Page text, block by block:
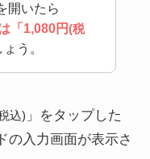
開いたら
「1,080円(税
う。
込) 」をタップした
の入力画面が表示さ